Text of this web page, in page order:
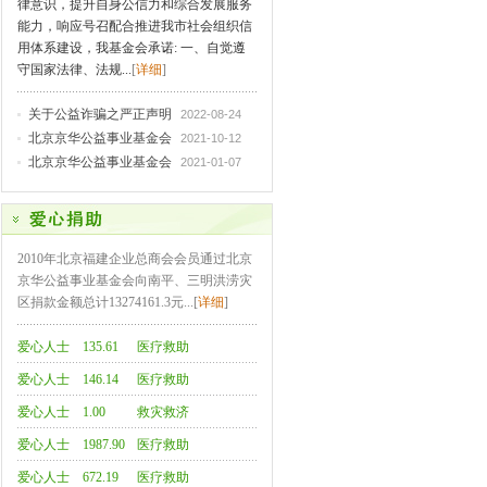
律意识，提升自身公信力和综合发展服务
能力，响应号召配合推进我市社会组织信
用体系建设，我基金会承诺: 一、自觉遵
守国家法律、法规... [详细]
2022-08-24
关于公益诈骗之严正声明
2021-10-12
北京京华公益事业基金会
2021-01-07
北京京华公益事业基金会
2010年北京福建企业总商会会员通过北京
京华公益事业基金会向南平、三明洪涝灾
区捐款金额总计13274161.3元...[详细]
爱心人士
（32人次）
135.61 医疗救助
爱心人士
（27人次）
146.14 医疗救助
爱心人士 1.00 救灾救济
爱心人士
（37人次）
1987.90 医疗救助
爱心人士 672.19 医疗救助